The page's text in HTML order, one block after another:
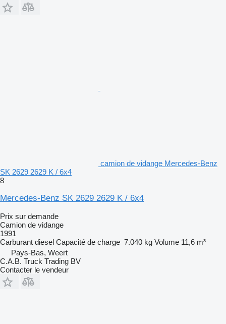
camion de vidange Mercedes-Benz
SK 2629 2629 K / 6x4
8
Mercedes-Benz SK 2629 2629 K / 6x4
Prix sur demande
Camion de vidange
1991
Carburant diesel Capacité de charge 7.040 kg Volume 11,6 m³
Pays-Bas, Weert
C.A.B. Truck Trading BV
Contacter le vendeur